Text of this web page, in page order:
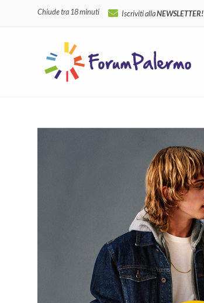
Chiude tra 18 minuti Iscriviti allaNEWSLETTER!